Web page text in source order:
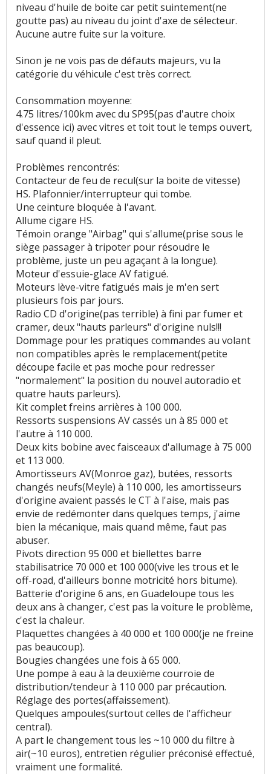
Service après vente:2aiment 5n'aiment pas
Prix pièces détach.:11aiment1n'aime pas
Coût assurance:7aiment
Accessibilité moteur: 3aiment
niveau d'huile de boite car petit suintement(ne
goutte pas) au niveau du joint d'axe de sélecteur.
Aucune autre fuite sur la voiture.
Sinon je ne vois pas de défauts majeurs, vu la
catégorie du véhicule c'est très correct.
Consommation moyenne:
4.75 litres/100km avec du SP95(pas d'autre choix
d'essence ici) avec vitres et toit tout le temps ouvert,
sauf quand il pleut.
Problèmes rencontrés:
Contacteur de feu de recul(sur la boite de vitesse)
HS. Plafonnier/interrupteur qui tombe.
Une ceinture bloquée à l'avant.
Allume cigare HS.
Témoin orange "Airbag" qui s'allume(prise sous le
siège passager à tripoter pour résoudre le
problème, juste un peu agaçant à la longue).
Moteur d'essuie-glace AV fatigué.
Moteurs lève-vitre fatigués mais je m'en sert
plusieurs fois par jours.
Radio CD d'origine(pas terrible) à fini par fumer et
cramer, deux "hauts parleurs" d'origine nuls!!!
Dommage pour les pratiques commandes au volant
non compatibles après le remplacement(petite
découpe facile et pas moche pour redresser
"normalement" la position du nouvel autoradio et
quatre hauts parleurs).
Kit complet freins arrières à 100 000.
Ressorts suspensions AV cassés un à 85 000 et
l'autre à 110 000.
Deux kits bobine avec faisceaux d'allumage à 75 000
et 113 000.
Amortisseurs AV(Monroe gaz), butées, ressorts
changés neufs(Meyle) à 110 000, les amortisseurs
d'origine avaient passés le CT à l'aise, mais pas
envie de redémonter dans quelques temps, j'aime
bien la mécanique, mais quand même, faut pas
abuser.
Pivots direction 95 000 et biellettes barre
stabilisatrice 70 000 et 100 000(vive les trous et le
off-road, d'ailleurs bonne motricité hors bitume).
Batterie d'origine 6 ans, en Guadeloupe tous les
deux ans à changer, c'est pas la voiture le problème,
c'est la chaleur.
Plaquettes changées à 40 000 et 100 000(je ne freine
pas beaucoup).
Bougies changées une fois à 65 000.
Une pompe à eau à la deuxième courroie de
distribution/tendeur à 110 000 par précaution.
Réglage des portes(affaissement).
Quelques ampoules(surtout celles de l'afficheur
central).
A part le changement tous les ~10 000 du filtre à
air(~10 euros), entretien régulier préconisé effectué,
vraiment une formalité.